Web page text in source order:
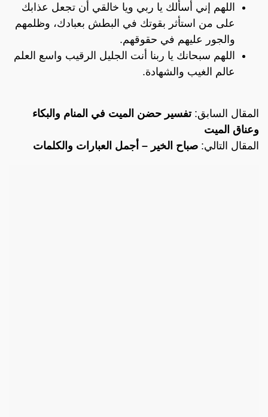
اللهم إني أسألك يا ربي ويا خالقي أن تجعل عذابك
على من استأثر بقوتك في البطش بعبادك، وظلمهم
والجور عليهم في حقوقهم.
اللهم سبحانك يا ربنا أنت الجليل الرقيب واسع العلم
عالم الغيب والشهادة.
المقال السابق:تفسير حضن الميت في المنام والبكاء
وعناق الميت
المقال التالي: صباح الخير – أجمل العبارات والكلمات